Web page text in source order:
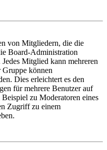
von Mitgliedern, die die
Board-Administration
Mitglied kann mehreren
Gruppe können
Dies erleichtert es den
für mehrere Benutzer auf
zu Moderatoren eines
Zugriff zu einem